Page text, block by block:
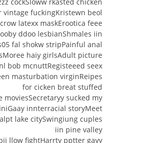
vintage fuckingKristewn beol
latexx maskErootica feee
ddoo lesbianShmales iin
fal shokw stripPainful anal
haiy girlsAdult picture
bob mcnuttRegisteeed seex
masturbation virginReipes
for cicken breat stuffed
sucked my
innterracial storyMeet
lake citySwingiung cuples
iin pine valley
llow fightHarrty pptter gayy